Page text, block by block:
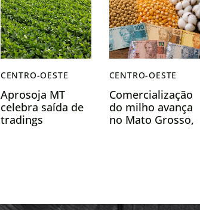
CENTRO-OESTE
Aprosoja MT
celebra saída de
tradings
CENTRO-OESTE
Comercialização
do milho avança
no Mato Grosso,